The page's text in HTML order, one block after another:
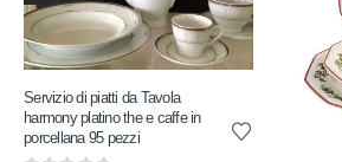
Servizio di piatti da Tavola
harmony platino the e caffe in
porcellana 95 pezzi